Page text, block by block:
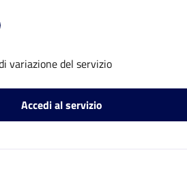
variazione del servizio
Accedi al servizio